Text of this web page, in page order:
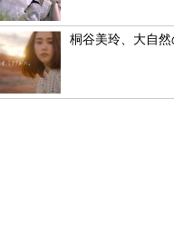
桐谷美玲、大自然